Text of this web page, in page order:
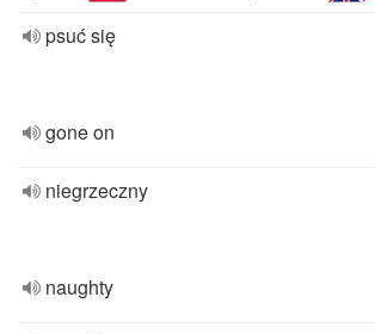
psuć się
gone on
niegrzeczny
naughty